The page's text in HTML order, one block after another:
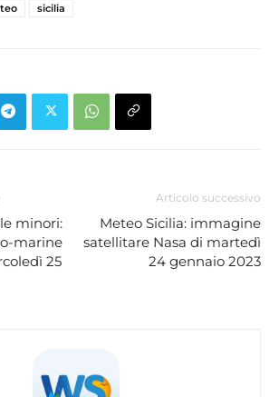
sicilia
minori:
marine
25
Articolo successivo
Meteo Sicilia: immagine
satellitare Nasa di martedì
24 gennaio 2023